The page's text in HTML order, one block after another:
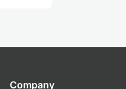
Company